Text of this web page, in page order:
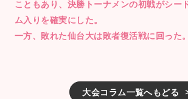
こともあり、決勝トーナメンの初戦がシー
ム入りを確実にした。
一方、敗れた仙台大は敗者復活戦に回った。
大会コラム一覧へもどる